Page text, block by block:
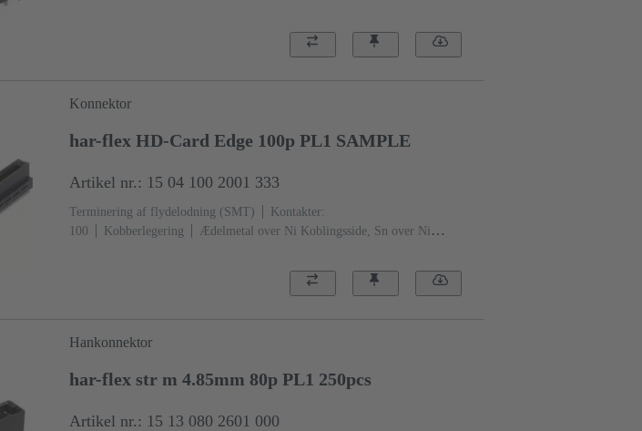
Sort
Konnektor
har-flex HD-Card Edge 100p PL1 SAMPLE
Artikel nr.: 15 04 100 2001 333
Terminering af flydelodning (SMT)
Kontakter:
100
Kobberlegering
Ædelmetal over Ni Koblingsside, Sn over Ni
Hankonnektor
har-flex str m 4.85mm 80p PL1 250pcs
Artikel nr.: 15 13 080 2601 000